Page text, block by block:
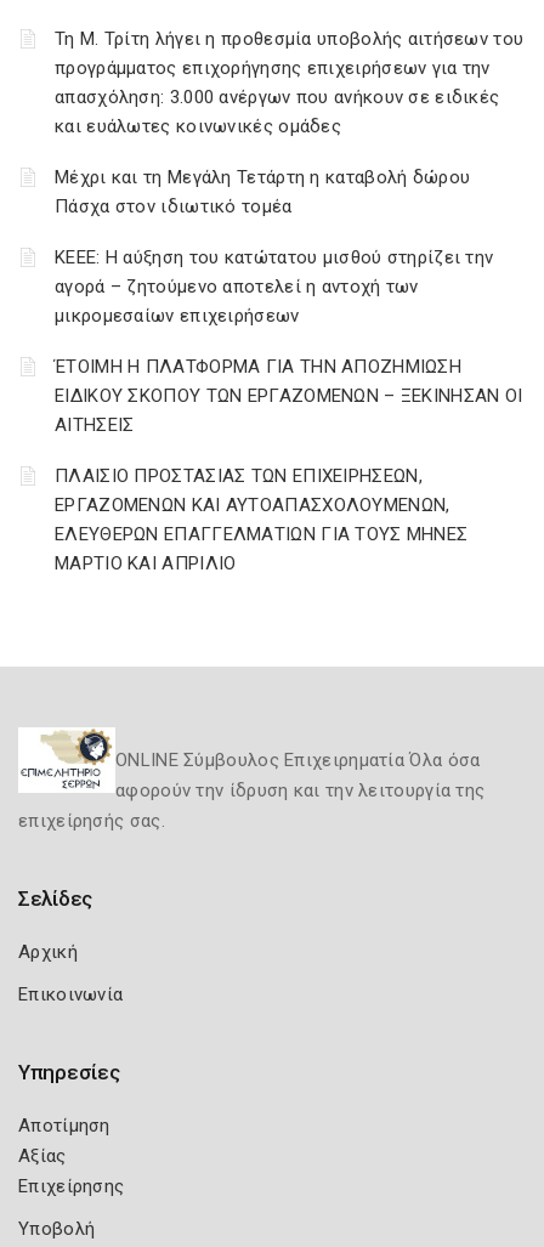
Τη Μ. Τρίτη λήγει η προθεσμία υποβολής αιτήσεων του
προγράμματος επιχορήγησης επιχειρήσεων για την
απασχόληση: 3.000 ανέργων που ανήκουν σε ειδικές
και ευάλωτες κοινωνικές ομάδες
Μέχρι και τη Μεγάλη Τετάρτη η καταβολή δώρου
Πάσχα στον ιδιωτικό τομέα
ΚΕΕΕ: Η αύξηση του κατώτατου μισθού στηρίζει την
αγορά – ζητούμενο αποτελεί η αντοχή των
μικρομεσαίων επιχειρήσεων
ΈΤΟΙΜΗ Η ΠΛΑΤΦΟΡΜΑ ΓΙΑ ΤΗΝ ΑΠΟΖΗΜΙΩΣΗ
ΕΙΔΙΚΟΥ ΣΚΟΠΟΥ ΤΩΝ ΕΡΓΑΖΟΜΕΝΩΝ – ΞΕΚΙΝΗΣΑΝ ΟΙ
ΑΙΤΗΣΕΙΣ
ΠΛΑΙΣΙΟ ΠΡΟΣΤΑΣΙΑΣ ΤΩΝ ΕΠΙΧΕΙΡΗΣΕΩΝ,
ΕΡΓΑΖΟΜΕΝΩΝ ΚΑΙ ΑΥΤΟΑΠΑΣΧΟΛΟΥΜΕΝΩΝ,
ΕΛΕΥΘΕΡΩΝ ΕΠΑΓΓΕΛΜΑΤΙΩΝ ΓΙΑ ΤΟΥΣ ΜΗΝΕΣ
ΜΑΡΤΙΟ ΚΑΙ ΑΠΡΙΛΙΟ
ONLINE Σύμβουλος Επιχειρηματία Όλα όσα
αφορούν την ίδρυση και την λειτουργία της
επιχείρησής σας.
Σελίδες
Αρχική
Επικοινωνία
Υπηρεσίες
Αποτίμηση
Αξίας
Επιχείρησης
Υποβολή